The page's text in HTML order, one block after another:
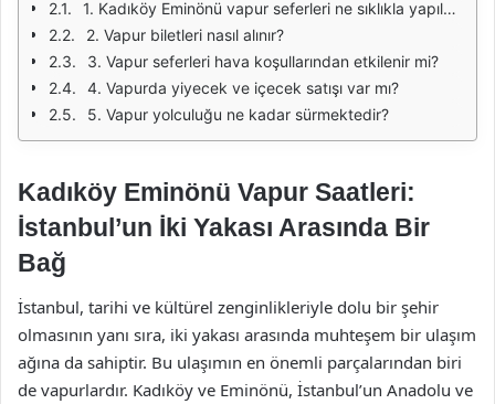
1. Kadıköy Eminönü vapur seferleri ne sıklıkla yapılmaktadır?
2. Vapur biletleri nasıl alınır?
3. Vapur seferleri hava koşullarından etkilenir mi?
4. Vapurda yiyecek ve içecek satışı var mı?
5. Vapur yolculuğu ne kadar sürmektedir?
Kadıköy Eminönü Vapur Saatleri:
İstanbul’un İki Yakası Arasında Bir
Bağ
İstanbul, tarihi ve kültürel zenginlikleriyle dolu bir şehir
olmasının yanı sıra, iki yakası arasında muhteşem bir ulaşım
ağına da sahiptir. Bu ulaşımın en önemli parçalarından biri
de vapurlardır. Kadıköy ve Eminönü, İstanbul’un Anadolu ve